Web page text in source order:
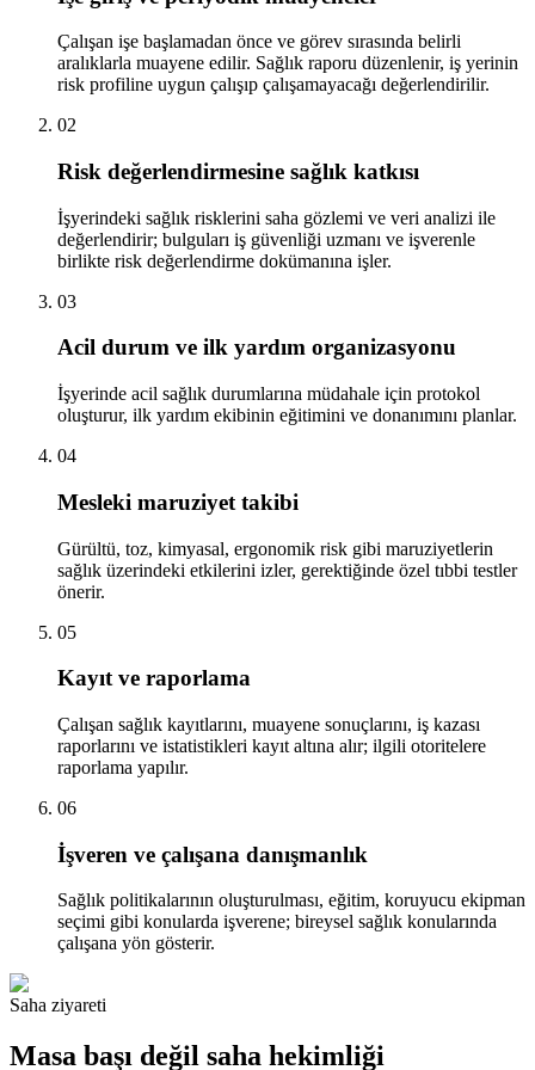
Çalışan işe başlamadan önce ve görev sırasında belirli
aralıklarla muayene edilir. Sağlık raporu düzenlenir, iş yerinin
risk profiline uygun çalışıp çalışamayacağı değerlendirilir.
02
Risk değerlendirmesine sağlık katkısı
İşyerindeki sağlık risklerini saha gözlemi ve veri analizi ile
değerlendirir; bulguları iş güvenliği uzmanı ve işverenle
birlikte risk değerlendirme dokümanına işler.
03
Acil durum ve ilk yardım organizasyonu
İşyerinde acil sağlık durumlarına müdahale için protokol
oluşturur, ilk yardım ekibinin eğitimini ve donanımını planlar.
04
Mesleki maruziyet takibi
Gürültü, toz, kimyasal, ergonomik risk gibi maruziyetlerin
sağlık üzerindeki etkilerini izler, gerektiğinde özel tıbbi testler
önerir.
05
Kayıt ve raporlama
Çalışan sağlık kayıtlarını, muayene sonuçlarını, iş kazası
raporlarını ve istatistikleri kayıt altına alır; ilgili otoritelere
raporlama yapılır.
06
İşveren ve çalışana danışmanlık
Sağlık politikalarının oluşturulması, eğitim, koruyucu ekipman
seçimi gibi konularda işverene; bireysel sağlık konularında
çalışana yön gösterir.
Saha ziyareti
Masa başı değil saha hekimliği